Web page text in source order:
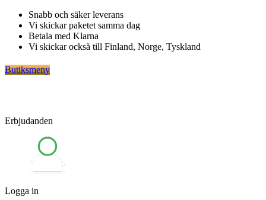
Hoppa
innehåll
Snabb och säker leverans
Vi skickar paketet samma dag
Betala med Klarna
Vi skickar också till Finland, Norge, Tyskland
Butiksmeny
Erbjudanden
Logga in